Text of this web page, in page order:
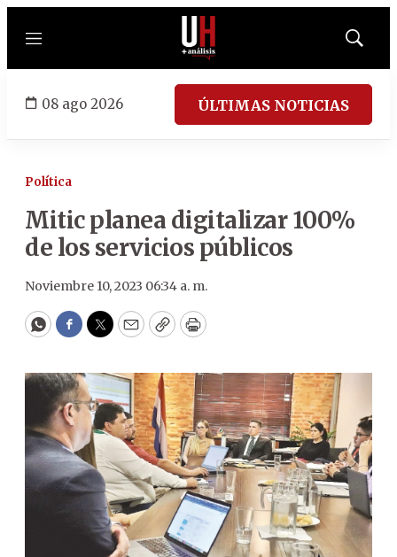
Menú
Mostrar
08 ago 2026 ÚLTIMAS NOTICIAS
Política
Mitic planea digitalizar 100%
de los servicios públicos
Noviembre 10, 2023 06:34 a. m.
WhatsApp
Facebook
Twitter
EmailCopyPrint